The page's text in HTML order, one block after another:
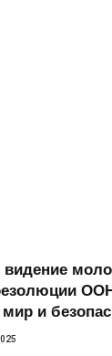
видение
и